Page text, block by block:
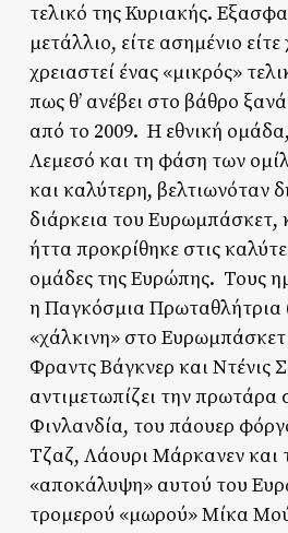
τελικό της Κυριακής.
μετάλλιο, είτε ασημένιο
χρειαστεί ένας «μικρός»
πως θ’ ανέβει στο βάθρο
από το 2009. Η εθνική
Λεμεσό και τη φάση των
και καλύτερη, βελτιωνόταν
διάρκεια του Ευρωμπάσκετ,
ήττα προκρίθηκε στις
ομάδες της Ευρώπης. Τους
η Παγκόσμια Πρωταθλήτρια
«χάλκινη» στο
Φραντς Βάγκνερ και Ντένις
αντιμετωπίζει την πρωτάρα
Φινλανδία, του πάουερ
Τζαζ, Λάουρι Μάρκανεν και
«αποκάλυψη» αυτού του
τρομερού «μωρού» Μίκα